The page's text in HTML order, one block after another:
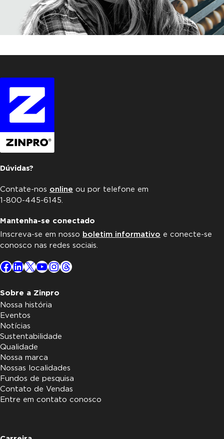
Dúvidas?
Contate-nos online ou por telefone em
1-800-445-6145.
Mantenha-se conectado
Inscreva-se em nosso boletim informativo e conecte-se
conosco nas redes sociais.
Facebook
LinkedIn
X YouTube
Instagram
Threads
Sobre a Zinpro
Nossa história
Eventos
Notícias
Sustentabilidade
Qualidade
Nossa marca
Nossas localidades
Fundos de pesquisa
Contato de Vendas
Entre em contato conosco